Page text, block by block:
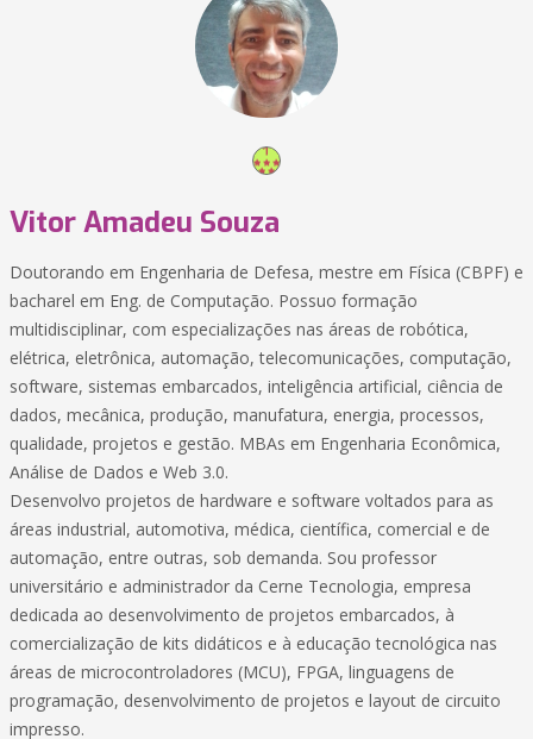
Vitor Amadeu Souza
Doutorando em Engenharia de Defesa, mestre em Física (CBPF) e
bacharel em Eng. de Computação. Possuo formação
multidisciplinar, com especializações nas áreas de robótica,
elétrica, eletrônica, automação, telecomunicações, computação,
software, sistemas embarcados, inteligência artificial, ciência de
dados, mecânica, produção, manufatura, energia, processos,
qualidade, projetos e gestão. MBAs em Engenharia Econômica,
Análise de Dados e Web 3.0.
Desenvolvo projetos de hardware e software voltados para as
áreas industrial, automotiva, médica, científica, comercial e de
automação, entre outras, sob demanda. Sou professor
universitário e administrador da Cerne Tecnologia, empresa
dedicada ao desenvolvimento de projetos embarcados, à
comercialização de kits didáticos e à educação tecnológica nas
áreas de microcontroladores (MCU), FPGA, linguagens de
programação, desenvolvimento de projetos e layout de circuito
impresso.